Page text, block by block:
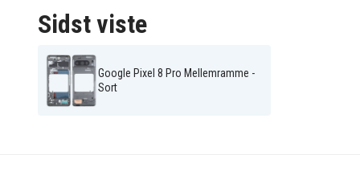
Sidst viste
Google Pixel 8 Pro Mellemramme -
Sort